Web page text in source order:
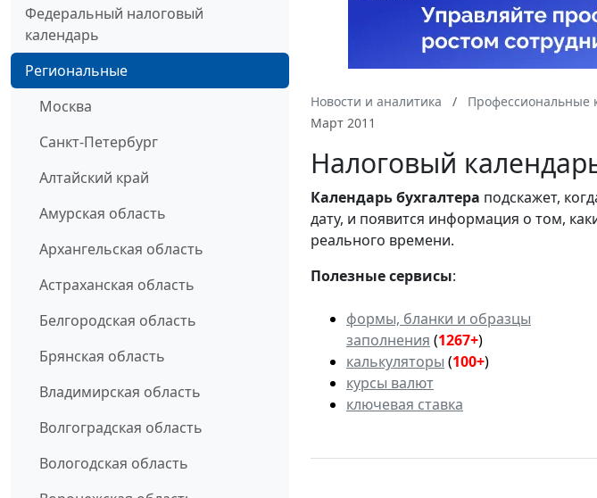
Федеральный налоговый
календарь
Региональные
Москва
Санкт-Петербург
Алтайский край
Амурская область
Архангельская область
Астраханская область
Белгородская область
Брянская область
Владимирская область
Волгоградская область
Вологодская область
Новости и аналитика Профессиональные
Март 2011
Налоговый
Календарьбухгалтера подскажет,
дату, и появится информация о том,
реального времени.
Полезные сервисы:
формы, бланки и образцы
заполнения (1267+)
калькуляторы (100+)
курсы валют
ключевая ставка